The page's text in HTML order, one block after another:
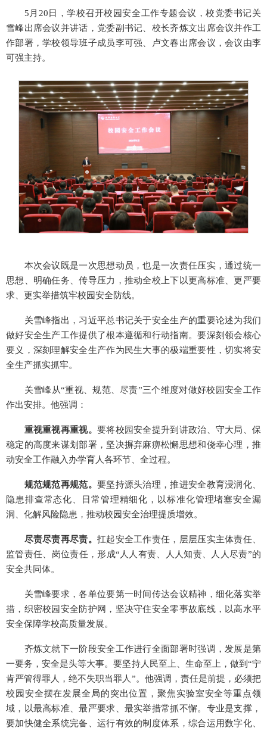
5月20日，学校召开校园安全工作专题会议，校党委书记关
雪峰出席会议并讲话，党委副书记、校长齐炼文出席会议并作工
作部署，学校领导班子成员李可强、卢文春出席会议，会议由李
可强主持。
本次会议既是一次思想动员，也是一次责任压实，通过统一
思想、明确任务、传导压力，推动全校上下以更高标准、更严要
求、更实举措筑牢校园安全防线。
关雪峰指出，习近平总书记关于安全生产的重要论述为我们
做好安全生产工作提供了根本遵循和行动指南。要深刻领会核心
要义，深刻理解安全生产作为民生大事的极端重要性，切实将安
全生产抓实抓牢。
关雪峰从“重视、规范、尽责”三个维度对做好校园安全工作
作出安排。他强调：
重视重视再重视。 要将校园安全提升到讲政治、守大局、保
稳定的高度来谋划部署，坚决摒弃麻痹松懈思想和侥幸心理，推
动安全工作融入办学育人各环节、全过程。
规范规范再规范。 要坚持源头治理，推进安全教育浸润化、
隐患排查常态化、日常管理精细化，以标准化管理堵塞安全漏
洞、化解风险隐患，推动校园安全治理提质增效。
尽责尽责再尽责。 扛起安全工作责任，层层压实主体责任、
监管责任、岗位责任，形成“人人有责、人人知责、人人尽责”的
安全共同体。
关雪峰要求，各单位要第一时间传达会议精神，细化落实举
措，织密校园安全防护网，坚决守住安全零事故底线，以高水平
安全保障学校高质量发展。
齐炼文就下一阶段安全工作进行全面部署时强调，发展是第
一要务，安全是头等大事。要坚持人民至上、生命至上，做到“宁
肯严管得罪人，绝不失职当罪人”。他强调，责任是前提，必须把
校园安全摆在发展全局的突出位置，聚焦实验室安全等重点领
域，以最高标准、最严要求、最实举措常抓不懈。专业是支撑，
要加快健全系统完备、运行有效的制度体系，综合运用数字化、